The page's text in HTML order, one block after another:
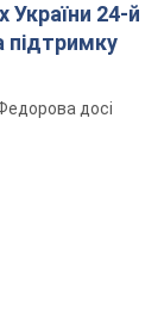
України 24-й
підтримку
досі